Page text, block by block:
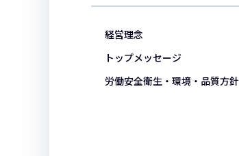
経営理念
トップメッセージ
労働安全衛生・環境・品質方針